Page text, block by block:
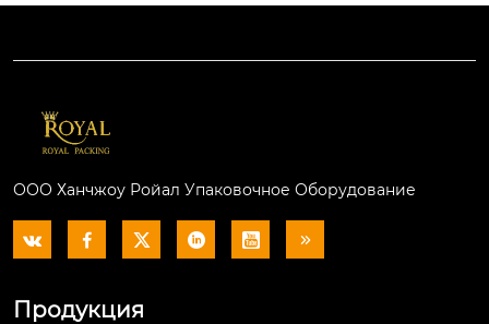
ООО Ханчжоу Ройал Упаковочное Оборудование
     
Продукция